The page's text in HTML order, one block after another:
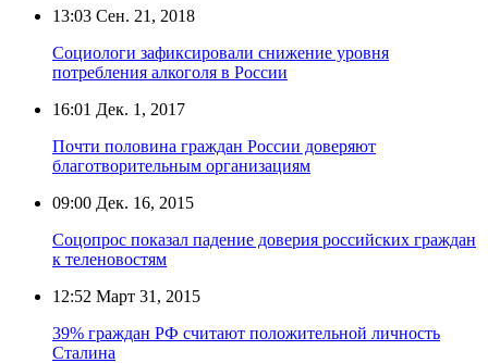
13:03 Сен. 21, 2018
Социологи зафиксировали снижение уровня
потребления алкоголя в России
16:01 Дек. 1, 2017
Почти половина граждан России доверяют
благотворительным организациям
09:00 Дек. 16, 2015
Соцопрос показал падение доверия российских граждан
к теленовостям
12:52 Март 31, 2015
39% граждан РФ считают положительной личность
Сталина